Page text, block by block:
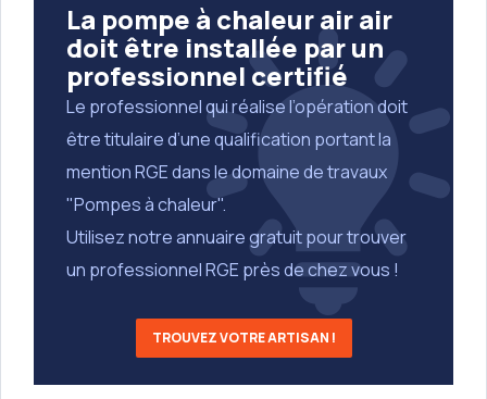
La pompe à chaleur air air
doit être installée par un
professionnel certifié
Le professionnel qui réalise l’opération doit
être titulaire d’une qualification portant la
mention RGE dans le domaine de travaux
"Pompes à chaleur".
Utilisez notre annuaire gratuit pour trouver
un professionnel RGE près de chez vous !
TROUVEZ VOTRE ARTISAN !